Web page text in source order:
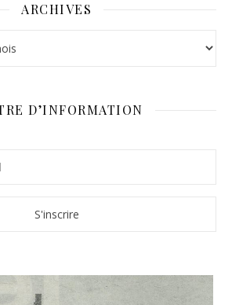
ARCHIVES
D’INFORMATION